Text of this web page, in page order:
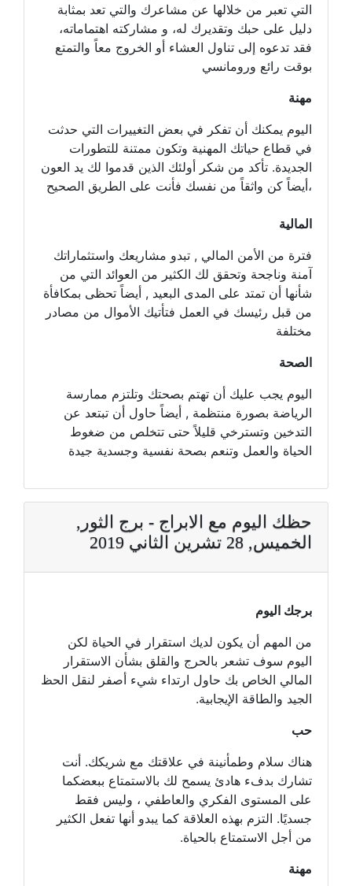
التي تعبر من خلالها عن مشاعرك والتي تعد بمثابة
دليل على حبك وتقديرك له، و مشاركته اهتماماته،
فقد تدعوه إلى تناول العشاء أو الخروج معاً والتمتع
بوقت رائع ورومانسي
مهنة
اليوم يمكنك أن تفكر في بعض التغييرات التي حدثت
في قطاع حياتك المهنية وتكون ممتنة للتطورات
الجديدة. تأكد من شكر أولئك الذين قدموا لك يد العون
،أيضاً كن واثقاً من نفسك فأنت على الطريق الصحيح
المالية
فترة من الأمن المالي , تبدو مشاريعك واستثماراتك
آمنة وناجحة وتحقق لك الكثير من العوائد التي من
شأنها أن تمتد على المدى البعيد , أيضاً تحظى بمكافأة
من قبل رئيسك في العمل فتأتيك الأموال من مصادر
مختلفة
الصحة
اليوم يجب عليك أن تهتم بصحتك وتلتزم ممارسة
الرياضة بصورة منتظمة , أيضاً حاول أن تبتعد عن
التدخين وتسترخي قليلاً حتى تتخلص من ضغوط
الحياة والعمل وتنعم بصحة نفسية وجسدية جيدة
حظك اليوم مع الابراج - برج الثور,
الخميس, 28 تشرين الثاني 2019
برجك اليوم
من المهم أن يكون لديك استقرار في الحياة لكن
اليوم سوف تشعر بالحرج والقلق بشأن الاستقرار
المالي الخاص بك حاول ارتداء شيء أصفر لنقل الحظ
الجيد والطاقة الإيجابية.
حب
هناك سلام وطمأنينة في علاقتك مع شريكك. أنت
تشارك بدفء هادئ يسمح لك بالاستمتاع ببعضكما
على المستوى الفكري والعاطفي ، وليس فقط
جسديًا. التزم بهذه العلاقة كما يبدو أنها تفعل الكثير
من أجل الاستمتاع بالحياة.
مهنة